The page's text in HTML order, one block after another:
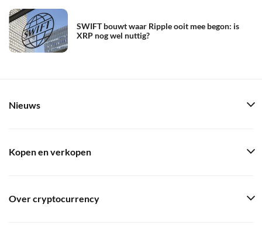
SWIFT bouwt waar Ripple ooit mee begon: is
XRP nog wel nuttig?
Nieuws
Kopen en verkopen
Over cryptocurrency